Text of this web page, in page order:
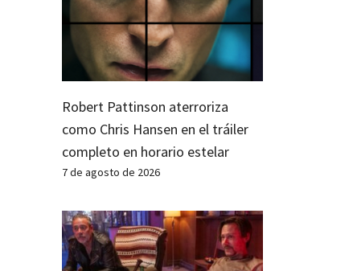
Robert Pattinson aterroriza
como Chris Hansen en el tráiler
completo en horario estelar
7 de agosto de 2026